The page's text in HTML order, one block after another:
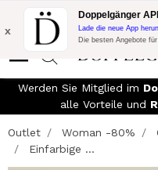
Blitzangebot:
10% Extra-
x
Doppelgänger
Lade die neue App
Die besten Angebote
Werden Sie Mitglied im
alle Vorteile und
Outlet Woman -80%
Einfarbige ...